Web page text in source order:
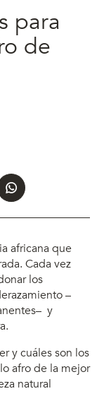
para
de
africana que
Cada vez
los
–
y
y cuáles son los
afro de la mejor
natural